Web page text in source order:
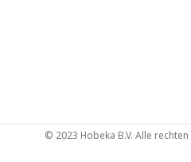
© 2023 Hobeka B.V. Alle